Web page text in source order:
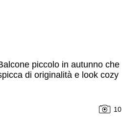
piccolo in autunno che
di originalità e look cozy
10